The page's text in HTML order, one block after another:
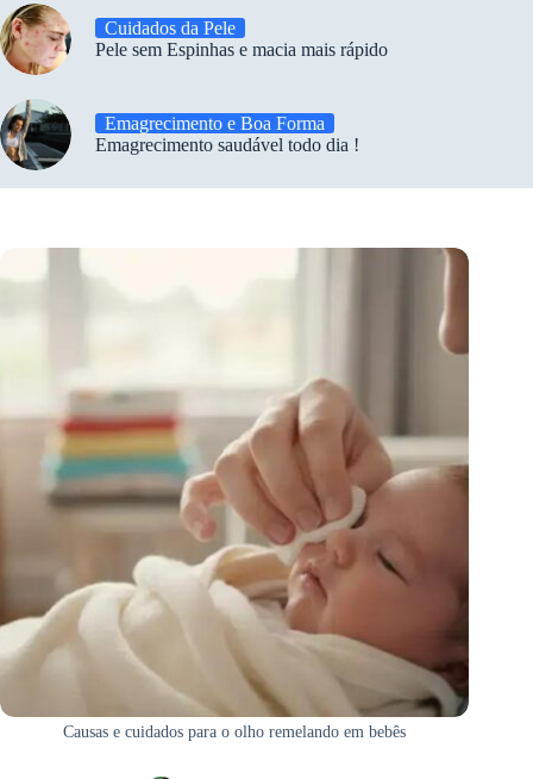
Cuidados da Pele
Pele sem Espinhas e macia mais rápido
Emagrecimento e Boa Forma
Emagrecimento saudável todo dia !
Causas e cuidados para o olho remelando em bebês